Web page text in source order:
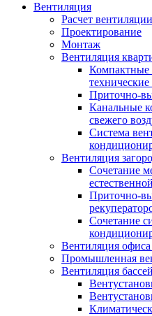
Вентиляция
Расчет вентиляции
Проектирование
Монтаж
Вентиляция
Компактные
Приточно-
Канальные
свежего
Cистема
Вентиляция
Сочетание
Приточно-
Сочетание
Вентиляция офиса
Промышленная
Вентиляция